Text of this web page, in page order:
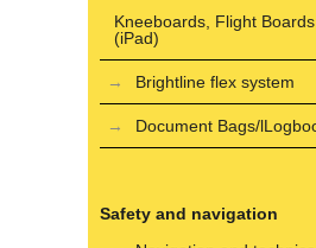
Kneeboards, Flight
(iPad)
Brightline flex system
Document Bags/
Safety and navigation